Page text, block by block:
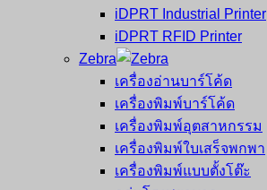
iDPRT Industrial Printer
iDPRT RFID Printer
Zebra
เครื่องอ่านบาร์โค้ด
เครื่องพิมพ์บาร์โค้ด
เครื่องพิมพ์อุตสาหกรรม
เครื่องพิมพ์ใบเสร็จพกพา
เครื่องพิมพ์แบบตั้งโต๊ะ